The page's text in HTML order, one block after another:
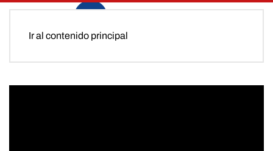
Ir al contenido principal